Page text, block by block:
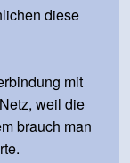
diese
mit
weil die
brauch man